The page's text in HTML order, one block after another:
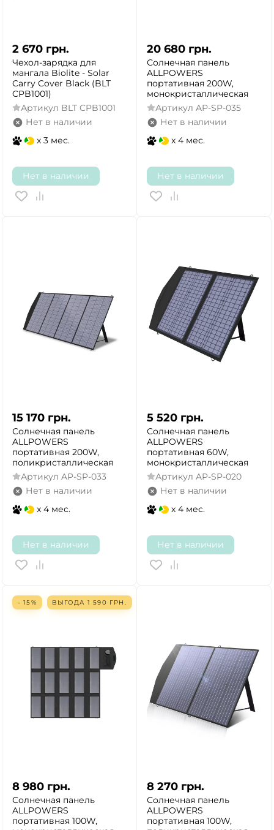
2 670 грн.
Чехол-зарядка для
мангала Biolite - Solar
Carry Cover Black (BLT
CPB1001)
Артикул BLT CPB1001
Нет в наличии
x 3 мес.
Нет в наличии
20 680 грн.
Солнечная панель
ALLPOWERS
портативная 200W,
монокристаллическая
Артикул AP-SP-035
Нет в наличии
x 4 мес.
Нет в наличии
15 170 грн.
Солнечная панель
ALLPOWERS
портативная 200W,
поликристаллическая
Артикул AP-SP-033
Нет в наличии
x 4 мес.
Нет в наличии
5 520 грн.
Солнечная панель
ALLPOWERS
портативная 60W,
монокристаллическая
Артикул AP-SP-020
Нет в наличии
x 4 мес.
Нет в наличии
- 15% ВЫГОДА 1 590 ГРН.
8 980 грн.
Солнечная панель
ALLPOWERS
портативная 100W,
8 270 грн.
Солнечная панель
ALLPOWERS
портативная 100W,